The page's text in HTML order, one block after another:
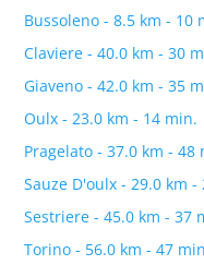
Bussoleno - 8.5 km - 10
Claviere - 40.0 km - 30
Giaveno - 42.0 km - 35
Oulx - 23.0 km - 14 min.
Pragelato - 37.0 km - 48
Sauze D'oulx - 29.0 km -
Sestriere - 45.0 km - 37
Torino - 56.0 km - 47